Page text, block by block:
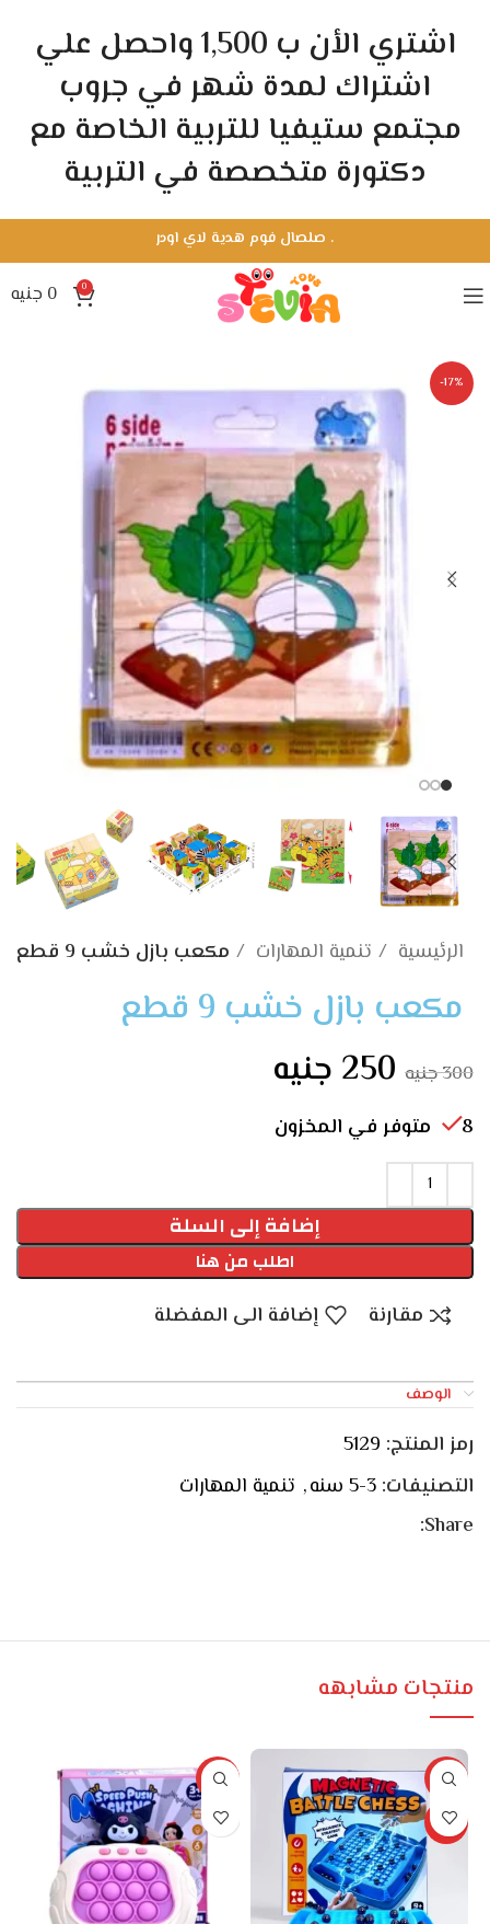
. صلصال فوم هدية لاي اودر
0
0 جنيه
-17%
الرئيسية تنمية المهارات مكعب بازل خشب 9 قطع
مكعب بازل خشب 9 قطع
300جنيه 250 جنيه
8 متوفر في المخزون
إضافة إلى السلة
اطلب من هنا
مقارنة إضافة الى المفضلة
الوصف
رمز المنتج: 5129
التصنيفات: 3-5 سنه , تنمية المهارات
Share:
منتجات مشابهه
-22%
حصري
-14%
اشتري الأن ب 1,500 واحصل علي
اشتراك لمدة شهر في جروب
مجتمع ستيفيا للتربية الخاصة مع
دكتورة متخصصة في التربية